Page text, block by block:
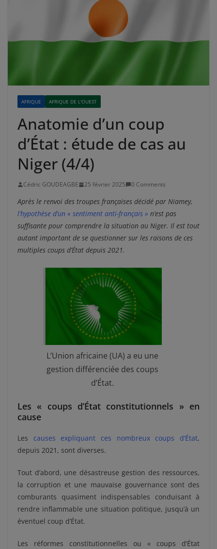
AFRIQUE AFRIQUE DE L'OUEST
Anatomie d’un coup
d’État : étude de cas au
Niger (4/4)
Cédric GOUDEAGBE 25 février 2025 0 Comments
Après le renvoi des troupes françaises décidé par Niamey,
l’hypothèse d’un « sentiment anti-français » n’est pas
suffisante pour comprendre la situation au Niger. Il est tout
autant important de se questionner sur les raisons de ces
multiples coups d’État depuis 2021.
L’Union africaine (UA) a eu une
gestion différenciée des coups
d’État.
Les « coups d’État constitutionnels » en
cause
Les causes expliquant ces nombreux coups d’État,
depuis 2021, sont diverses.
Tout d’abord, une désastreuse gestion des ressources,
la corruption et une mauvaise gouvernance sont des
comburants quasiment indispensables conduisant à
rendre inflammable une situation politique, jusqu’à un
éventuel coup d’État.
Les réformes constitutionnelles ou « coups d’État